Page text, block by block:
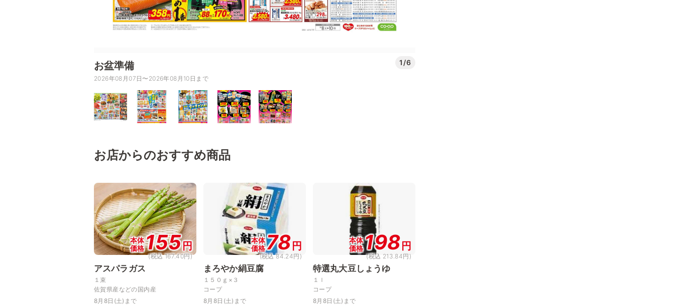
お盆準備 1/6
2026年08月07日〜2026年08月10日まで
お店からのおすすめ商品
本体
価格155 円
(税込 167.40円)
アスパラガス
１束
佐賀県産などの国内産
8月8日(土)まで
本体
価格78 円
(税込 84.24円)
まろやか絹豆腐
１５０ｇ×３
コープ
8月8日(土)まで
本体
価格198 円
(税込 213.84円)
特選丸大豆しょうゆ
１ｌ
コープ
8月8日(土)まで